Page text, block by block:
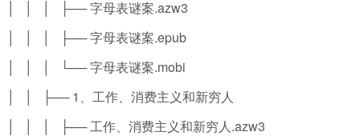
│ │ │ ├── 字母表谜案.azw3
│ │ │ ├── 字母表谜案.epub
│ │ │ └── 字母表谜案.mobi
│ │ ├── 1、工作、消费主义和新穷人
│ │ │ ├── 工作、消费主义和新穷人.azw3